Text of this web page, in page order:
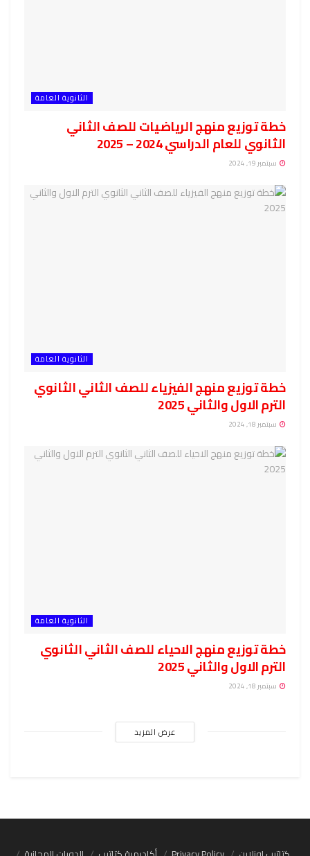
الثانوية العامة
خطة توزيع منهج الرياضيات للصف الثاني
الثانوي للعام الدراسي 2024 – 2025
سبتمبر 19, 2024
الثانوية العامة
خطة توزيع منهج الفيزياء للصف الثاني الثانوي
الترم الاول والثاني 2025
سبتمبر 18, 2024
الثانوية العامة
خطة توزيع منهج الاحياء للصف الثاني الثانوي
الترم الاول والثاني 2025
سبتمبر 18, 2024
عرض المزيد